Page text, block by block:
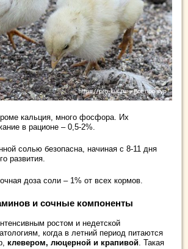
кальция, много фосфора. Их
в рационе – 0,5-2%.
солью безопасна, начиная с 8-11 дня
развития.
доза соли – 1% от всех кормов.
и сочные компоненты
ростом и недетской
когда в летний период питаются
клевером, люцерной и крапивой . Такая